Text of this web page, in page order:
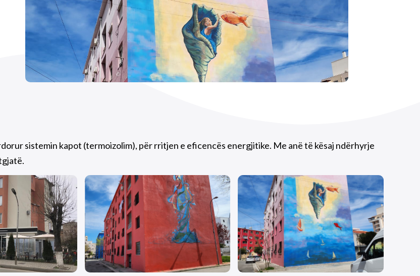
sistemin kapot (termoizolim), për rritjen e eficencës energjitike. Me anë të kësaj ndërhyrje